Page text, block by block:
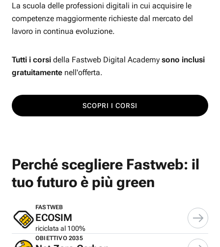
La scuola delle professioni digitali in cui acquisire le
competenze maggiormente richieste dal mercato del
lavoro in continua evoluzione.
Tutti i corsi della Fastweb Digital Academy sono inclusi
gratuitamente nell'offerta.
SCOPRI I CORSI
Perché scegliere Fastweb: il
tuo futuro è più green
FASTWEB
ECOSIM
riciclata al 100%
OBIETTIVO 2035